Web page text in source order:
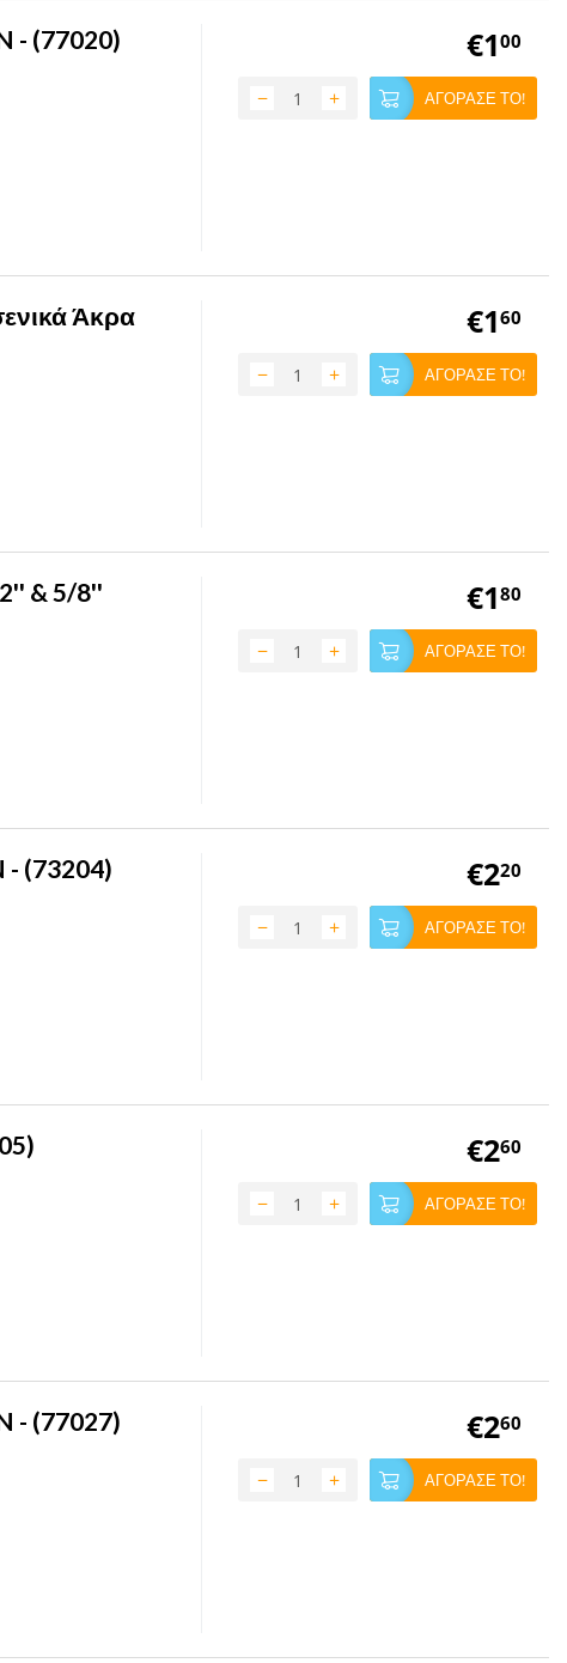
- (77020) €100
+
− ΑΓΟΡΑΣΕ ΤΟ!
Άκρα
€160
+
− ΑΓΟΡΑΣΕ ΤΟ!
& 5/8''
€180
+
− ΑΓΟΡΑΣΕ ΤΟ!
(73204) €220
+
− ΑΓΟΡΑΣΕ ΤΟ!
€260
+
− ΑΓΟΡΑΣΕ ΤΟ!
- (77027) €260
+
− ΑΓΟΡΑΣΕ ΤΟ!